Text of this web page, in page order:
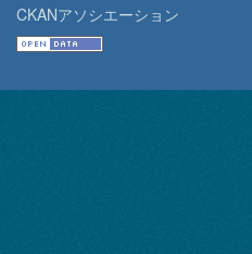
CKANアソシエーション